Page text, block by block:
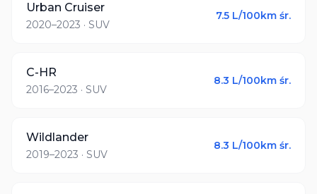
Urban Cruiser
2020–2023 · SUV
7.5 L/100km śr.
C-HR
2016–2023 · SUV
8.3 L/100km śr.
Wildlander
2019–2023 · SUV
8.3 L/100km śr.